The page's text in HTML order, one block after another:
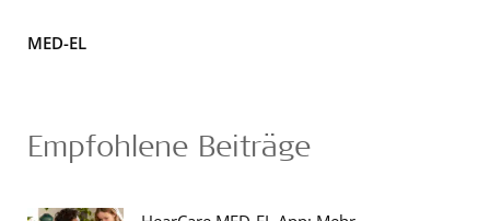
MED-EL
Empfohlene Beiträge